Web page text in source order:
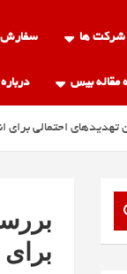
شرکت ها سفارش
مقاله بیس
احتمالی برای